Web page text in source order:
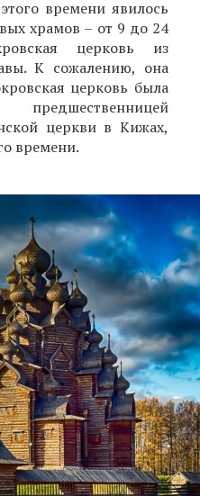
времени явилось
храмов – от 9 до 24
церковь из
К сожалению, она
церковь была
церкви в Кижах,
времени.